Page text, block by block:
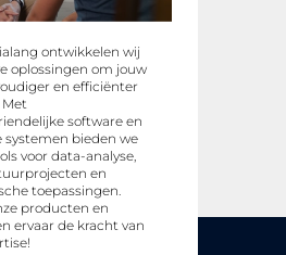
ontwikkelen wij
oplossingen om jouw
en efficiënter
Met
software en
systemen bieden we
voor data-analyse,
en
toepassingen.
producten en
ervaar de kracht van